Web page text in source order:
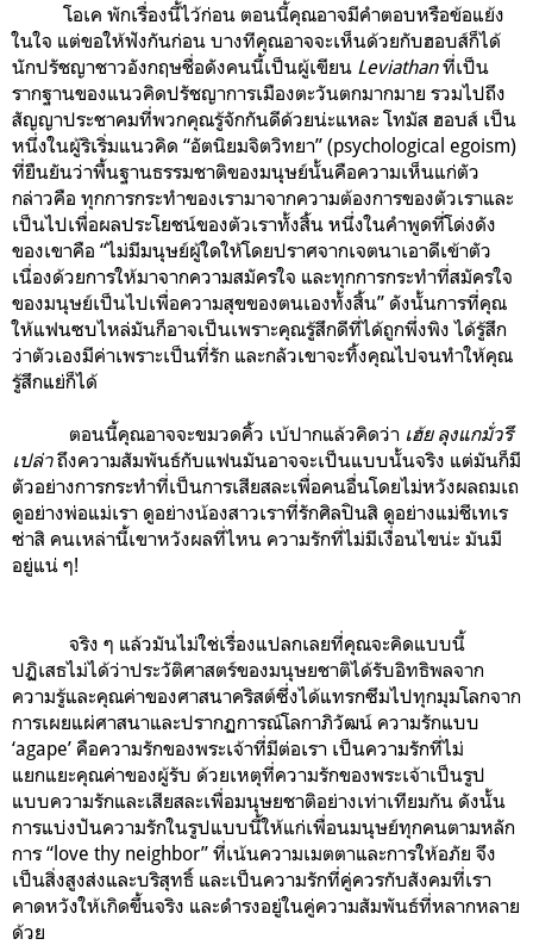
โอเค พักเรื่องนี้ไว้ก่อน ตอนนี้คุณอาจมีคำตอบหรือข้อแย้ง
ในใจ แต่ขอให้ฟังกันก่อน บางทีคุณอาจจะเห็นด้วยกับฮอบส์ก็ได้
นักปรัชญาชาวอังกฤษชื่อดังคนนี้เป็นผู้เขียน Leviathanที่เป็น
รากฐานของแนวคิดปรัชญาการเมืองตะวันตกมากมาย รวมไปถึง
สัญญาประชาคมที่พวกคุณรู้จักกันดีด้วยน่ะแหละ โทมัส ฮอบส์ เป็น
หนึ่งในผู้ริเริ่มแนวคิด “อัตนิยมจิตวิทยา” (psychological egoism)
ที่ยืนยันว่าพื้นฐานธรรมชาติของมนุษย์นั้นคือความเห็นแก่ตัว
กล่าวคือ ทุกการกระทำของเรามาจากความต้องการของตัวเราและ
เป็นไปเพื่อผลประโยชน์ของตัวเราทั้งสิ้น หนึ่งในคำพูดที่โด่งดัง
ของเขาคือ “ไม่มีมนุษย์ผู้ใดให้โดยปราศจากเจตนาเอาดีเข้าตัว
เนื่องด้วยการให้มาจากความสมัครใจ และทุกการกระทำที่สมัครใจ
ของมนุษย์เป็นไปเพื่อความสุขของตนเองทั้งสิ้น” ดังนั้นการที่คุณ
ให้แฟนซบไหล่มันก็อาจเป็นเพราะคุณรู้สึกดีที่ได้ถูกพึ่งพิง ได้รู้สึก
ว่าตัวเองมีค่าเพราะเป็นที่รัก และกลัวเขาจะทิ้งคุณไปจนทำให้คุณ
รู้สึกแย่ก็ได้
ตอนนี้คุณอาจจะขมวดคิ้ว เบ้ปากแล้วคิดว่า เฮ้ย ลุงแกมั่วรึ
เปล่าถึงความสัมพันธ์กับแฟนมันอาจจะเป็นแบบนั้นจริง แต่มันก็มี
ตัวอย่างการกระทำที่เป็นการเสียสละเพื่อคนอื่นโดยไม่หวังผลถมเถ
ดูอย่างพ่อแม่เรา ดูอย่างน้องสาวเราที่รักศิลปินสิ ดูอย่างแม่ชีเทเร
ซ่าสิ คนเหล่านี้เขาหวังผลที่ไหน ความรักที่ไม่มีเงื่อนไขน่ะ มันมี
อยู่แน่ ๆ!
จริง ๆ แล้วมันไม่ใช่เรื่องแปลกเลยที่คุณจะคิดแบบนี้
ปฏิเสธไม่ได้ว่าประวัติศาสตร์ของมนุษยชาติได้รับอิทธิพลจาก
ความรู้และคุณค่าของศาสนาคริสต์ซึ่งได้แทรกซึมไปทุกมุมโลกจาก
การเผยแผ่ศาสนาและปรากฏการณ์โลกาภิวัฒน์ ความรักแบบ
‘agape’ คือความรักของพระเจ้าที่มีต่อเรา เป็นความรักที่ไม่
แยกแยะคุณค่าของผู้รับ ด้วยเหตุที่ความรักของพระเจ้าเป็นรูป
แบบความรักและเสียสละเพื่อมนุษยชาติอย่างเท่าเทียมกัน ดังนั้น
การแบ่งปันความรักในรูปแบบนี้ให้แก่เพื่อนมนุษย์ทุกคนตามหลัก
การ “love thy neighbor” ที่เน้นความเมตตาและการให้อภัย จึง
เป็นสิ่งสูงส่งและบริสุทธิ์ และเป็นความรักที่คู่ควรกับสังคมที่เรา
คาดหวังให้เกิดขึ้นจริง และดำรงอยู่ในคู่ความสัมพันธ์ที่หลากหลาย
ด้วย